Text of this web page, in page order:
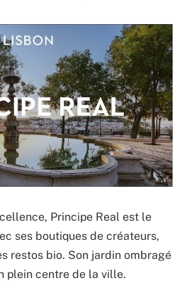
Principe Real est le
ses boutiques de créateurs,
restos bio. Son jardin ombragé
plein centre de la ville.